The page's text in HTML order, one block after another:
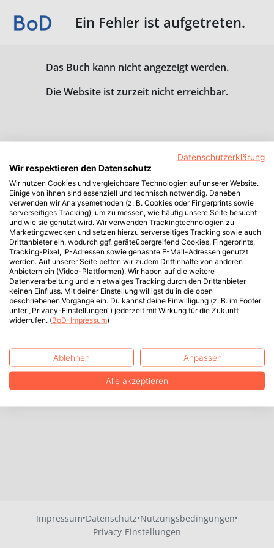
Ein Fehler ist aufgetreten.
Das Buch kann nicht angezeigt werden.
Die Website ist zurzeit nicht erreichbar.
Impressum·Datenschutz·Nutzungsbedingungen·
Privacy-Einstellungen
Datenschutzerklärung
Wir respektieren den Datenschutz
Wir nutzen Cookies und vergleichbare Technologien auf unserer Website.
Einige von ihnen sind essenziell und technisch notwendig. Daneben
verwenden wir Analysemethoden (z. B. Cookies oder Fingerprints sowie
serverseitiges Tracking), um zu messen, wie häufig unsere Seite besucht
und wie sie genutzt wird. Wir verwenden Trackingtechnologien zu
Marketingzwecken und setzen hierzu serverseitiges Tracking sowie auch
Drittanbieter ein, wodurch ggf. geräteübergreifend Cookies, Fingerprints,
Tracking-Pixel, IP-Adressen sowie gehashte E-Mail-Adressen genutzt
werden. Auf unserer Seite betten wir zudem Drittinhalte von anderen
Anbietern ein (Video-Plattformen). Wir haben auf die weitere
Datenverarbeitung und ein etwaiges Tracking durch den Drittanbieter
keinen Einfluss. Mit deiner Einstellung willigst du in die oben
beschriebenen Vorgänge ein. Du kannst deine Einwilligung (z. B. im Footer
unter „Privacy-Einstellungen“) jederzeit mit Wirkung für die Zukunft
widerrufen. (BoD-Impressum)
Ablehnen Anpassen
Alle akzeptieren